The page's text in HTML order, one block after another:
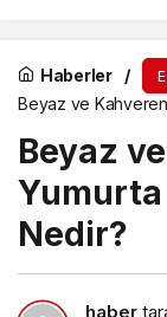
Haberler
Beyaz ve
Beyaz
Yumurta
Nedir?
haber